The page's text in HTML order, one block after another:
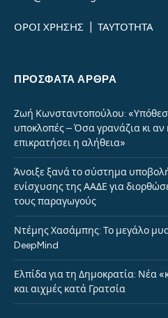
ΟΡΟΙ ΧΡΗΣΗΣ ΤΑΥΤΟΤΗΤΑ
ΠΡΌΣΦΑΤΑ ΆΡΘΡΑ
Ζωή Κωνσταντοπούλου:
υποκλοπές – Όσα γρανάζια κι αν
επικρατήσει η αλήθεια»
Άνοιξε ξανά το σύστημα
ενίσχυσης της ΑΑΔΕ για
τους παραγωγούς
Ντέμης Χασάμπης: Το μεγάλο
DeepMind
Ελπίδα για τη Δημοκρατία: Νέα
και αιχμές κατά Γρατσία